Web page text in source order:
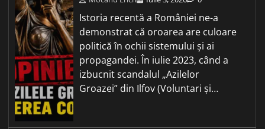
Istoria recentă a României ne-a
demonstrat că oroarea are culoare
politică în ochii sistemului și ai
propagandei. În iulie 2023, când a
izbucnit scandalul „Azilelor
Groazei” din Ilfov (Voluntari și…